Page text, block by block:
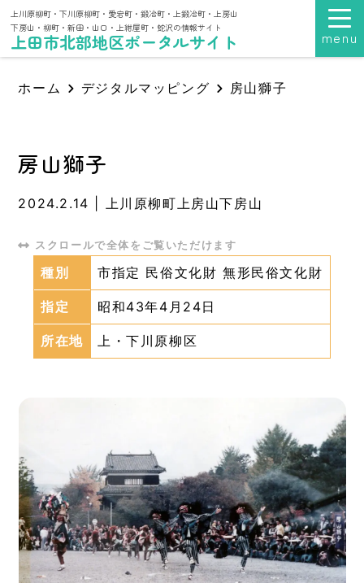
上川原柳町・下川原柳町・愛宕町・鍛冶町・上鍛冶町・上房山
下房山・柳町・新田・山口・上紺屋町・蛇沢の情報サイト
上田市北部地区ポータルサイト menu
ホーム デジタルマッピング 房山獅子
房山獅子
2024.2.14 上川原柳町上房山下房山
種別 市指定 民俗文化財 無形民俗文化財
指定 昭和43年4月24日
所在地 上・下川原柳区